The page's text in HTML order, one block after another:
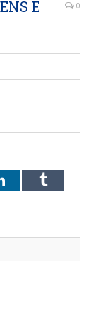
E
0
LinkedInTumblr